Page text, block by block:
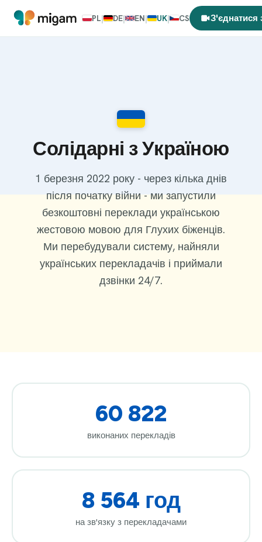
PL| DE| EN| UK| CS З'єднатися
Солідарні з Україною
1 березня 2022 року - через кілька днів
після початку війни - ми запустили
безкоштовні переклади українською
жестовою мовою для Глухих біженців.
Ми перебудували систему, найняли
українських перекладачів і приймали
дзвінки 24/7.
60 822
виконаних перекладів
8 564 год
на зв'язку з перекладачами